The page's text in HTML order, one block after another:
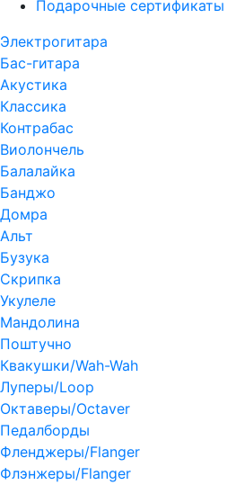
Подарочные сертификаты
Электрогитара
Бас-гитара
Акустика
Классика
Контрабас
Виолончель
Балалайка
Банджо
Домра
Альт
Бузука
Скрипка
Укулеле
Мандолина
Поштучно
Квакушки/Wah-Wah
Луперы/Loop
Октаверы/Octaver
Педалборды
Фленджеры/Flanger
Флэнжеры/Flanger